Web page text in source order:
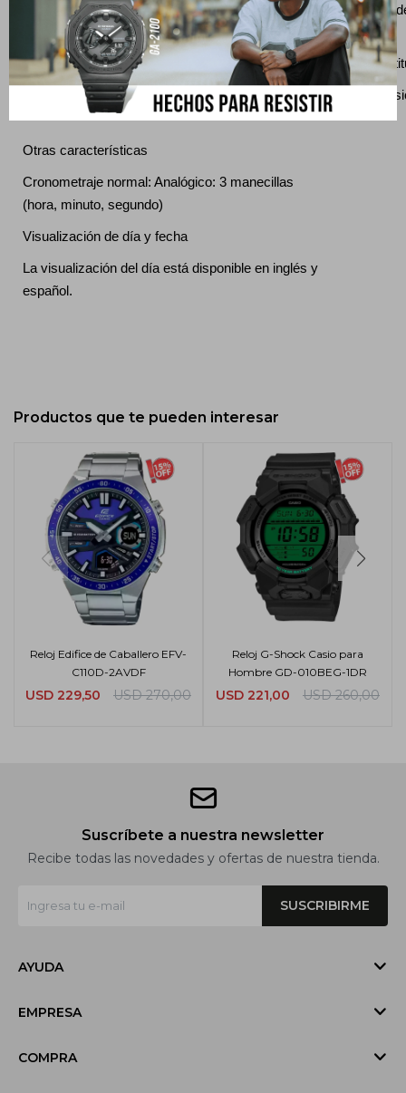
Bisel
Tamaño de banda compatible
150 a 205 milímetros
Otras características
Cronometraje normal: Analógico: 3 manecillas
(hora, minuto, segundo)
Visualización de día y fecha
La visualización del día está disponible en inglés y
español.
Productos que te pueden interesar
Reloj Edifice de Caballero EFV-
C110D-2AVDF
USD 229,50 USD 270,00
Reloj G-Shock Casio para
Hombre GD-010BEG-1DR
USD 221,00 USD 260,00
Suscríbete a nuestra newsletter
Recibe todas las novedades y ofertas de nuestra tienda.
SUSCRIBIRME
AYUDA
EMPRESA
COMPRA